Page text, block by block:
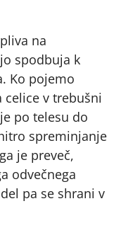
na
spodbuja k
Ko pojemo
celice v trebušni
po telesu do
spreminjanje
je preveč,
odvečnega
pa se shrani v